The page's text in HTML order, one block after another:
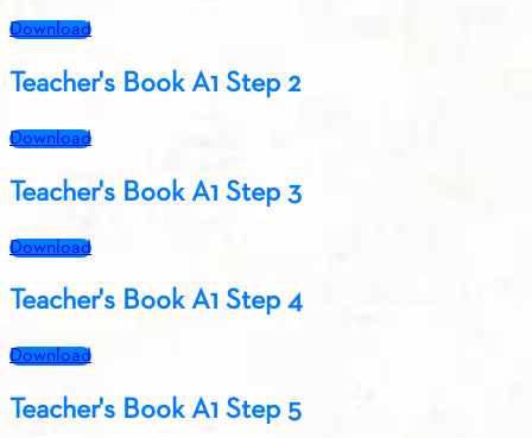
Download
Teacher's Book A1 Step 2
Download
Teacher's Book A1 Step 3
Download
Teacher's Book A1 Step 4
Download
Teacher's Book A1 Step 5